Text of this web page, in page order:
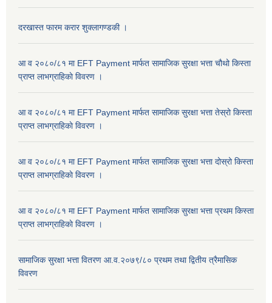
दरखास्त फारम करार शुक्लागण्डकी ।
आ व २०८०/८१ मा EFT Payment मार्फत सामाजिक सुरक्षा भत्ता चौथो किस्ता
प्राप्त लाभग्राहिकाे विवरण ।
आ व २०८०/८१ मा EFT Payment मार्फत सामाजिक सुरक्षा भत्ता तेस्रो किस्ता
प्राप्त लाभग्राहिकाे विवरण ।
आ व २०८०/८१ मा EFT Payment मार्फत सामाजिक सुरक्षा भत्ता दोस्रो किस्ता
प्राप्त लाभग्राहिकाे विवरण ।
आ व २०८०/८१ मा EFT Payment मार्फत सामाजिक सुरक्षा भत्ता प्रथम किस्ता
प्राप्त लाभग्राहिकाे विवरण ।
सामाजिक सुरक्षा भत्ता वितरण आ.व.२०७९/८० प्रथम तथा द्वितीय त्रैमासिक
विवरण